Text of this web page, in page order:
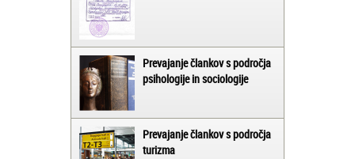
Prevajanje člankov s področja
psihologije in sociologije
Prevajanje člankov s področja
turizma